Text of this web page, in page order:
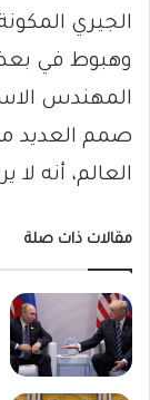
الجيري
وهبوط في
المهندس
صمم العديد
العالم، أنه
مقالات ذات صلة